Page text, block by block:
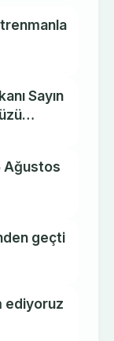
Sayın
Ağustos
geçti
ediyoruz